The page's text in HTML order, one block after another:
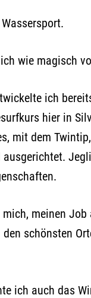
wie magisch
ich
hier in
mit dem
ausgerichtet.
meinen
schönsten
ich auch das